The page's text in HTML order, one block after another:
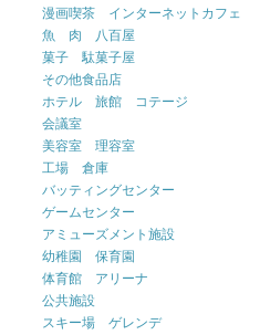
漫画喫茶 インターネットカフェ
魚 肉 八百屋
菓子 駄菓子屋
その他食品店
ホテル 旅館 コテージ
会議室
美容室 理容室
工場 倉庫
バッティングセンター
ゲームセンター
アミューズメント施設
幼稚園 保育園
体育館 アリーナ
公共施設
スキー場 ゲレンデ